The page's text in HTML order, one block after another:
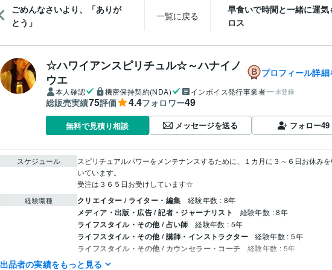
ごめんなさいより、「ありが
とう」
一覧に戻る
早食いで時間と一緒に運気
ロス
☆ハワイアンスピリチュル☆～ハナイノ
ウエ
プロフィール詳細
本人確認 機密保持契約(NDA) インボイス発行事業者 未登録
総販売実績75評価 4.4フォロワー49
無料で見積り相談 メッセージを送る フォロー49
スケジュール
スピリチュアルパワーをメンテナンスするために、１カ月に３～６日お休み
いています。
受注は３６５日お受けしています☆
経験職種 クリエイター / ライター・編集 経験年数 : 8年
メディア・出版・広告 / 記者・ジャーナリスト 経験年数 : 8年
ライフスタイル・その他 / 占い師 経験年数 : 5年
ライフスタイル・その他 / 講師・インストラクター 経験年数 : 5年
ライフスタイル・その他 / カウンセラー・コーチ 経験年数 : 5年
出品者の実績をもっと見る